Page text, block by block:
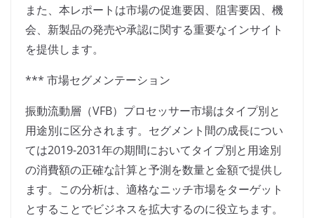
また、本レポートは市場の促進要因、阻害要因、機
会、新製品の発売や承認に関する重要なインサイト
を提供します。
*** 市場セグメンテーション
振動流動層（VFB）プロセッサー市場はタイプ別と
用途別に区分されます。セグメント間の成長につい
ては2019-2031年の期間においてタイプ別と用途別
の消費額の正確な計算と予測を数量と金額で提供し
ます。この分析は、適格なニッチ市場をターゲット
とすることでビジネスを拡大するのに役立ちます。